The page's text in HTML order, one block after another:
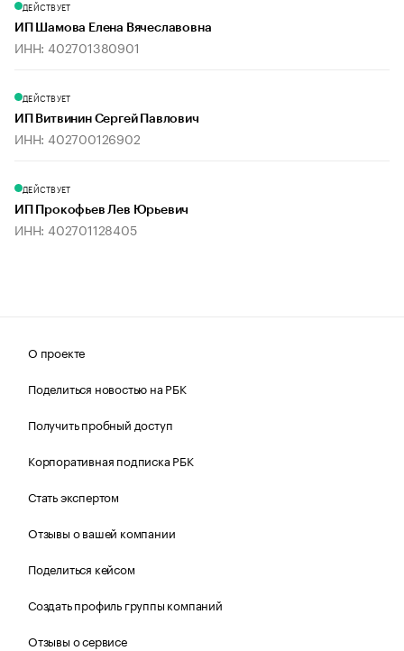
ДЕЙСТВУЕТ
ИП Шамова Елена Вячеславовна
ИНН: 402701380901
ДЕЙСТВУЕТ
ИП Витвинин Сергей Павлович
ИНН: 402700126902
ДЕЙСТВУЕТ
ИП Прокофьев Лев Юрьевич
ИНН: 402701128405
О проекте
Поделиться новостью на РБК
Получить пробный доступ
Корпоративная подписка РБК
Стать экспертом
Отзывы о вашей компании
Поделиться кейсом
Создать профиль группы компаний
Отзывы о сервисе